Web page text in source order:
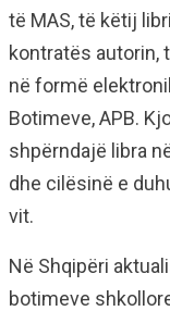
të MAS, të këtij
kontratës autorin,
në formë
Botimeve, APB.
shpërndajë libra
dhe cilësinë e
vit.
Në Shqipëri
botimeve